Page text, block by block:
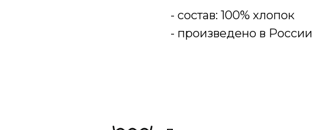
- состав: 100% хлопок
- произведено в России